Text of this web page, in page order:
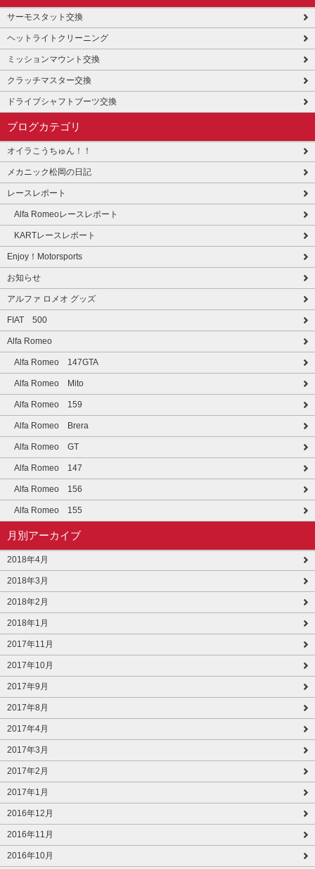
サーモスタット交換
ヘットライトクリーニング
ミッションマウント交換
クラッチマスター交換
ドライブシャフトブーツ交換
ブログカテゴリ
オイラこうちゅん！！
メカニック松岡の日記
レースレポート
Alfa Romeoレースレポート
KARTレースレポート
Enjoy！Motorsports
お知らせ
アルファ ロメオ グッズ
FIAT 500
Alfa Romeo
Alfa Romeo 147GTA
Alfa Romeo Mito
Alfa Romeo 159
Alfa Romeo Brera
Alfa Romeo GT
Alfa Romeo 147
Alfa Romeo 156
Alfa Romeo 155
月別アーカイブ
2018年4月
2018年3月
2018年2月
2018年1月
2017年11月
2017年10月
2017年9月
2017年8月
2017年4月
2017年3月
2017年2月
2017年1月
2016年12月
2016年11月
2016年10月